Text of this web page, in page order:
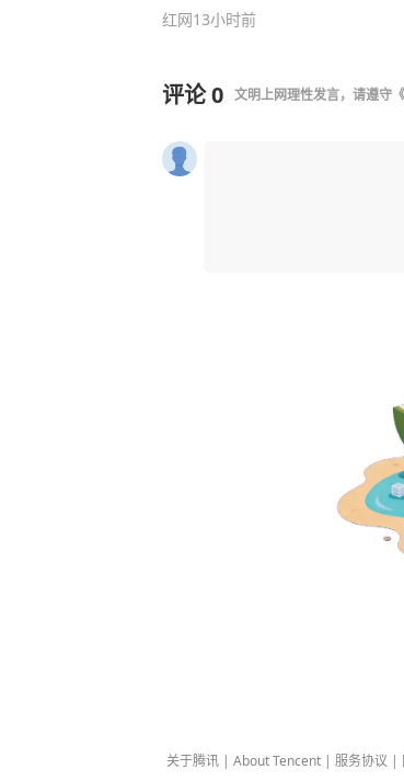
红网13小时前
评论0 文明上网理性发言，请遵守
关于腾讯 | About Tencent | 服务协议 |